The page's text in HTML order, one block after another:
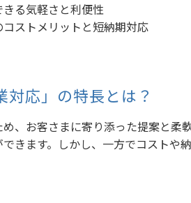
きる気軽さと利便性
ストメリットと短納期対応
対応」の特長とは？
、お客さまに寄り添った提案と柔
きます。しかし、一方でコストや